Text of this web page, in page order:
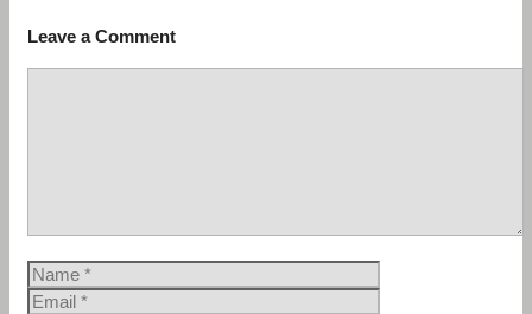
Leave a Comment
Name
Email